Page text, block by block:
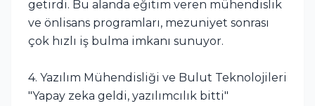
getirdi. Bu alanda eğitim veren mühendislik
ve önlisans programları, mezuniyet sonrası
çok hızlı iş bulma imkanı sunuyor.
4. Yazılım Mühendisliği ve Bulut Teknolojileri
"Yapay zeka geldi, yazılımcılık bitti"